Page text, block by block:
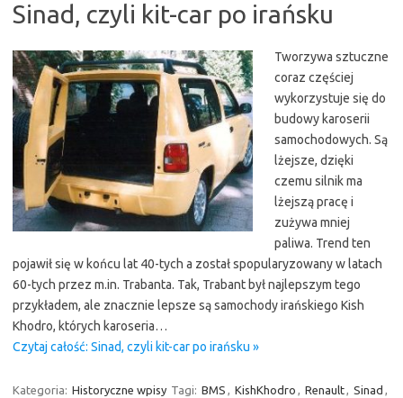
Sinad, czyli kit-car po irańsku
Tworzywa sztuczne
coraz częściej
wykorzystuje się do
budowy karoserii
samochodowych. Są
lżejsze, dzięki
czemu silnik ma
lżejszą pracę i
zużywa mniej
paliwa. Trend ten
pojawił się w końcu lat 40-tych a został spopularyzowany w latach
60-tych przez m.in. Trabanta. Tak, Trabant był najlepszym tego
przykładem, ale znacznie lepsze są samochody irańskiego Kish
Khodro, których karoseria…
Czytaj całość: Sinad, czyli kit-car po irańsku »
Kategoria: Historyczne wpisy Tagi: BMS , KishKhodro , Renault, Sinad ,